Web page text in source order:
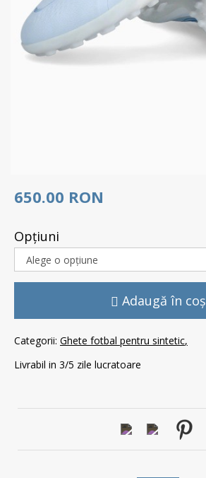
650.00 RON
Opţiuni
Adaugă în coş
Categorii: Ghete fotbal pentru sintetic
Livrabil in 3/5 zile lucratoare